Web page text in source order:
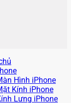
Hình iPhone
Kính iPhone
Lưng iPhone